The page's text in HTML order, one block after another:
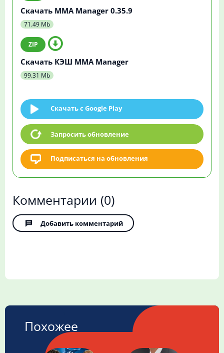
Скачать MMA Manager 0.35.9
71.49 Mb
Скачать КЭШ MMA Manager
99.31 Mb
Скачать c Google Play
Запросить обновление
Подписаться на обновления
Комментарии (0)
Добавить комментарий
Похожее